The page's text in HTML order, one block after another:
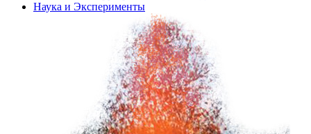
Наука и Эксперименты